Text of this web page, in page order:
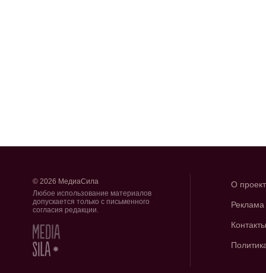
© 2026 МедиаСила
Любое использование материалов
допускается только с письменного
согласия редакции.
О
Реклама
Контакты